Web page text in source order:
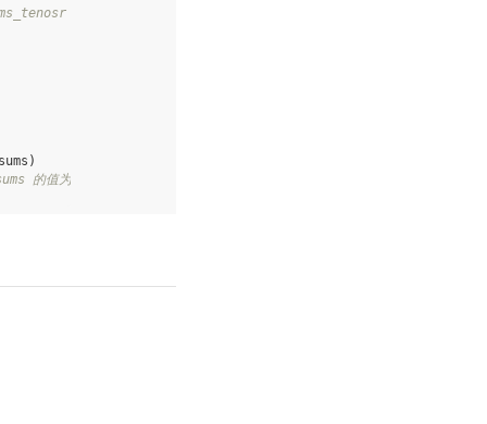
通过 layers.assign 更新至 While 外的变量 sums 中
sums )
的值为 [2.]